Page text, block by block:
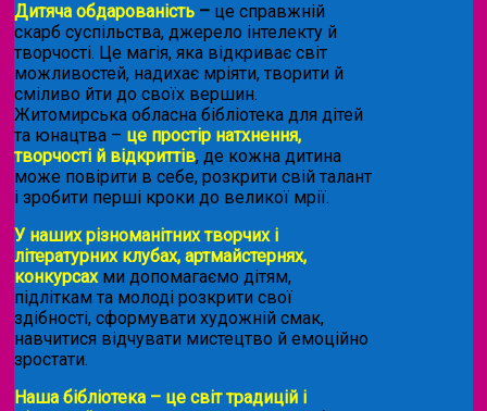
Дитяча обдарованість – це справжній
скарб суспільства, джерело інтелекту й
творчості. Це магія, яка відкриває світ
можливостей, надихає мріяти, творити й
сміливо йти до своїх вершин.
Житомирська обласна бібліотека для дітей
та юнацтва – це простір натхнення,
творчості й відкриттів, де кожна дитина
може повірити в себе, розкрити свій талант
і зробити перші кроки до великої мрії.
У наших різноманітних творчих і
літературних клубах, артмайстернях,
конкурсахми допомагаємо дітям,
підліткам та молоді розкрити свої
здібності, сформувати художній смак,
навчитися відчувати мистецтво й емоційно
зростати.
Наша бібліотека – це світ традицій і